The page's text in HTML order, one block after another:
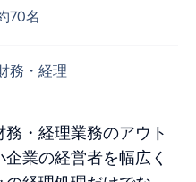
70名
務・経理
・経理業務のアウト
業の経営者を幅広く